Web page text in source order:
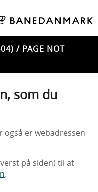
/ PAGE NOT
som du
også er webadressen
på siden) til at
.